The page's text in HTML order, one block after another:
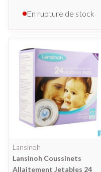
En rupture de stock
Lansinoh
Lansinoh Coussinets
Allaitement Jetables 24